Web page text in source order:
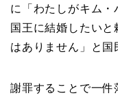
に「わたしがキム・
国王に結婚したい
はありません」と国
謝罪することで一件